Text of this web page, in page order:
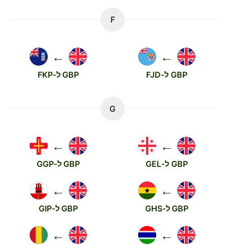
F
←
GBP ל-FJD
←
GBP ל-FKP
G
←
GBP ל-GEL
←
GBP ל-GGP
←
GBP ל-GHS
←
GBP ל-GIP
←
←